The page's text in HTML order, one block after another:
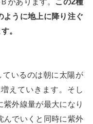
があります。 この2種
ように地上に降り注ぐ
。
ているのは朝に太陽が
えていきます。そし
外線量が最大になり
んでいくと同時に紫外